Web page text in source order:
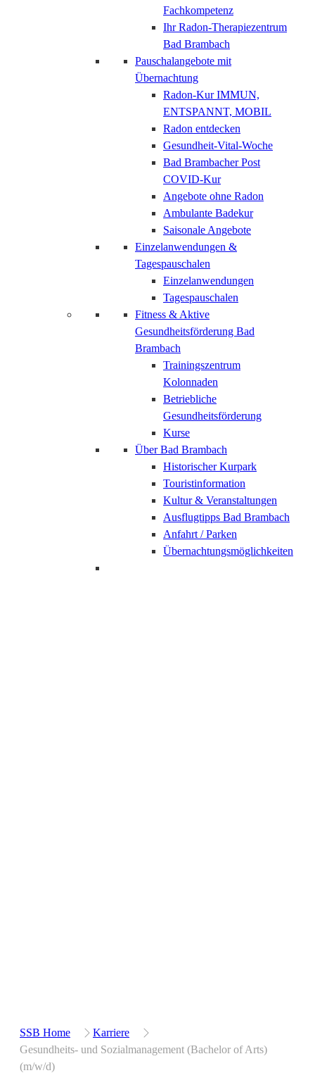
Fachkompetenz
Ihr Radon-Therapiezentrum
Bad Brambach
Pauschalangebote mit
Übernachtung
Radon-Kur IMMUN,
ENTSPANNT, MOBIL
Radon entdecken
Gesundheit-Vital-Woche
Bad Brambacher Post
COVID-Kur
Angebote ohne Radon
Ambulante Badekur
Saisonale Angebote
Einzelanwendungen &
Tagespauschalen
Einzelanwendungen
Tagespauschalen
Fitness & Aktive
Gesundheitsförderung Bad
Brambach
Trainingszentrum
Kolonnaden
Betriebliche
Gesundheitsförderung
Kurse
Über Bad Brambach
Historischer Kurpark
Touristinformation
Kultur & Veranstaltungen
Ausflugtipps Bad Brambach
Anfahrt / Parken
Übernachtungsmöglichkeiten
SSB Home
Karriere
Gesundheits- und Sozialmanagement (Bachelor of Arts)
(m/w/d)